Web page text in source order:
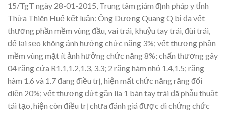
15/TgT ngày 28-01-2015, Trung tâm giám định pháp y tỉnh
Thừa Thiên Huế kết luận: Ông Dương Quang Q bị đa vết
thương phần mềm vùng đầu, vai trái, khuỷu tay trái, đùi trái,
để lại sẹo không ảnh hưởng chức năng 3%; vết thương phần
mềm vùng mặt ít ảnh hưởng chức năng 8%; chấn thương gãy
04 răng cửa R1.1,1.2,1.3, 3.3; 2 răng hàm nhỏ 1.4,1.5; răng
hàm 1.6 và 1.7 đang điều trị, hiện mất chức năng răng đối
diện 20%; vết thương đứt gần lìa 1 bàn tay trái đã phẫu thuật
tái tạo, hiện còn điều trị chưa đánh giá được di chứng chức